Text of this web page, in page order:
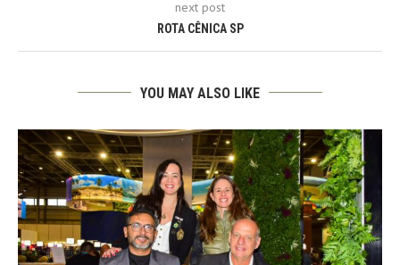
next post
ROTA CÊNICA SP
YOU MAY ALSO LIKE